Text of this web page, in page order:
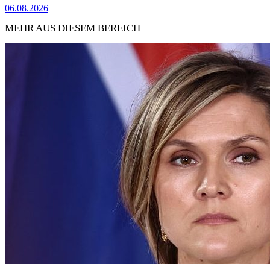
06.08.2026
MEHR AUS DIESEM BEREICH